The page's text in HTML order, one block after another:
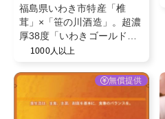
福島県いわき市特産「椎
茸」×「笹の川酒造」。超濃
厚38度「いわきゴールド椎
茸焼酎」
1000人以上
無償提供